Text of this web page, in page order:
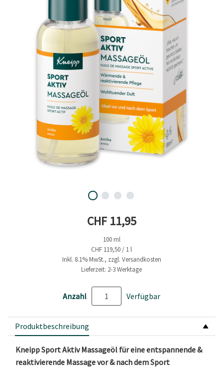
Aktueller Preis
CHF 11,95
100 ml
CHF 119,50 / 1 l
Inkl. 8.1% MwSt., zzgl. Versandkosten
Lieferzeit: 2-3 Werktage
Anzahl Verfügbar
Produktbeschreibung
Kneipp Sport Aktiv Massageöl für eine entspannende &
reaktivierende Massage vor & nach dem Sport